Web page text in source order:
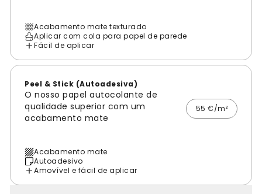
Acabamento mate texturado
Aplicar com cola para papel de parede
Fácil de aplicar
Peel & Stick (Autoadesiva)
O nosso papel autocolante de
qualidade superior com um
acabamento mate
55 €/m²
Acabamento mate
Autoadesivo
Amovível e fácil de aplicar